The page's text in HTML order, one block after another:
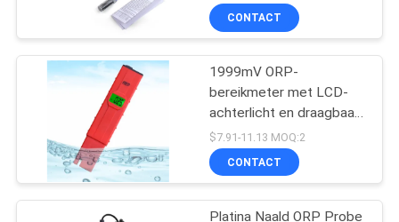
CONTACTEER
ONS
ALLE
GEVALLEN
de meter van de
waterkwaliteit
68
laboratorium- en
veldgebruik
CONTACT
1999mV ORP-
bereikmeter met LCD-
achterlicht en draagbaar
pen-type ontwerp voor
het testen van de
waterkwaliteit
$7.91-11.13 MOQ:2
CONTACT
Platina Naald ORP Probe